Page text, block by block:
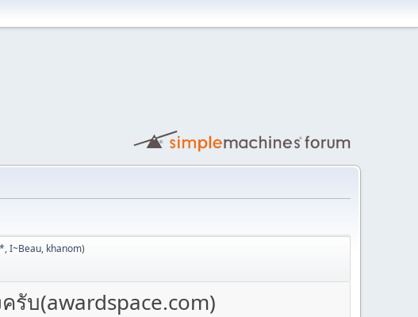
,I~Beau, khanom)
รับ(awardspace.com)